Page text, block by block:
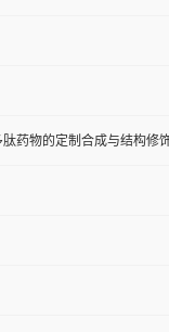
药物的定制合成与结构修饰